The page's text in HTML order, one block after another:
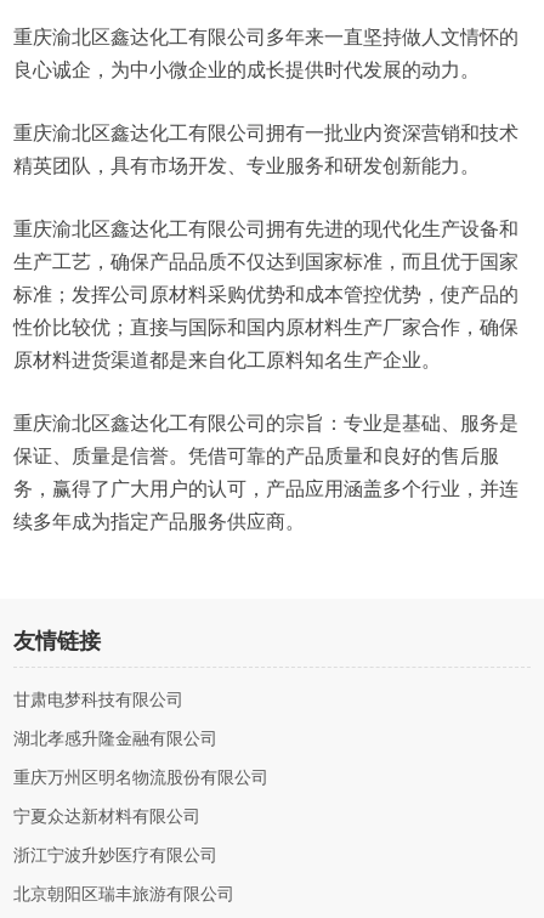
重庆渝北区鑫达化工有限公司多年来一直坚持做人文情怀的
良心诚企，为中小微企业的成长提供时代发展的动力。
重庆渝北区鑫达化工有限公司拥有一批业内资深营销和技术
精英团队，具有市场开发、专业服务和研发创新能力。
重庆渝北区鑫达化工有限公司拥有先进的现代化生产设备和
生产工艺，确保产品品质不仅达到国家标准，而且优于国家
标准；发挥公司原材料采购优势和成本管控优势，使产品的
性价比较优；直接与国际和国内原材料生产厂家合作，确保
原材料进货渠道都是来自化工原料知名生产企业。
重庆渝北区鑫达化工有限公司的宗旨：专业是基础、服务是
保证、质量是信誉。凭借可靠的产品质量和良好的售后服
务，赢得了广大用户的认可，产品应用涵盖多个行业，并连
续多年成为指定产品服务供应商。
友情链接
甘肃电梦科技有限公司
湖北孝感升隆金融有限公司
重庆万州区明名物流股份有限公司
宁夏众达新材料有限公司
浙江宁波升妙医疗有限公司
北京朝阳区瑞丰旅游有限公司